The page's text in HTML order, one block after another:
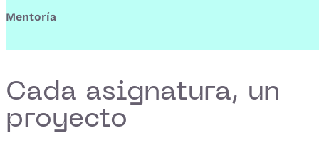
Mentoría
Cada asignatura, un
proyecto